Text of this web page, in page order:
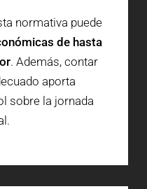
normativa puede
de hasta
. Además, contar
aporta
sobre la jornada